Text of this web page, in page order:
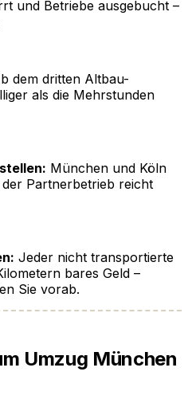
und Betriebe ausgebucht –
dem dritten Altbau-
als die Mehrstunden
München und Köln
Partnerbetrieb reicht
Jeder nicht transportierte
bares Geld –
Sie vorab.
Umzug München